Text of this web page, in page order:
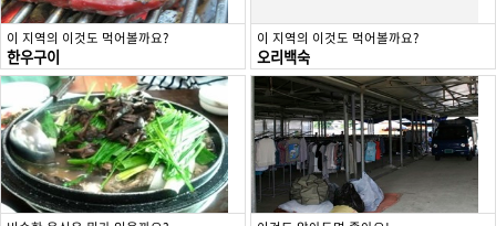
이 지역의 이것도 먹어볼까요?
한우구이
이 지역의 이것도 먹어볼까요?
오리백숙